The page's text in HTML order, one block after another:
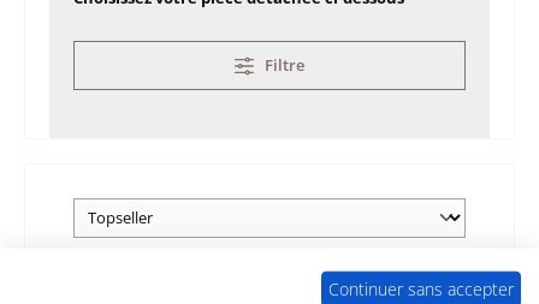
Filtre
Continuer sans accepter